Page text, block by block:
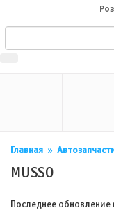
Главная »
MUSSO
Последнее обновление